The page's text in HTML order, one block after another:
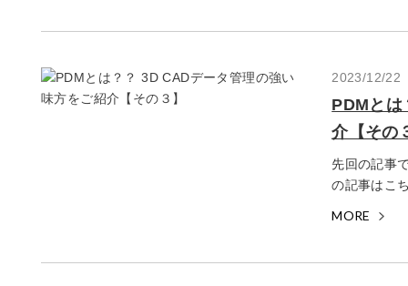
2023/12/22
PDMとは
介【その
先回の記事
の記事はこ
MORE